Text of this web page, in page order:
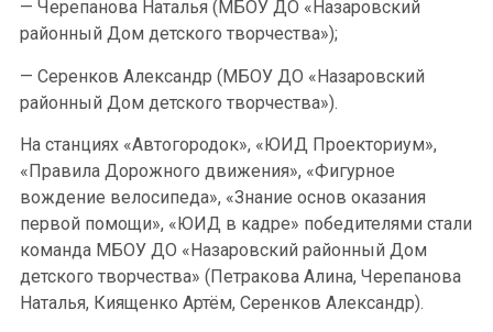
— Черепанова Наталья (МБОУ ДО «Назаровский
районный Дом детского творчества»);
— Серенков Александр (МБОУ ДО «Назаровский
районный Дом детского творчества»).
На станциях «Автогородок», «ЮИД Проекториум»,
«Правила Дорожного движения», «Фигурное
вождение велосипеда», «Знание основ оказания
первой помощи», «ЮИД в кадре» победителями стали
команда МБОУ ДО «Назаровский районный Дом
детского творчества» (Петракова Алина, Черепанова
Наталья, Киященко Артём, Серенков Александр).